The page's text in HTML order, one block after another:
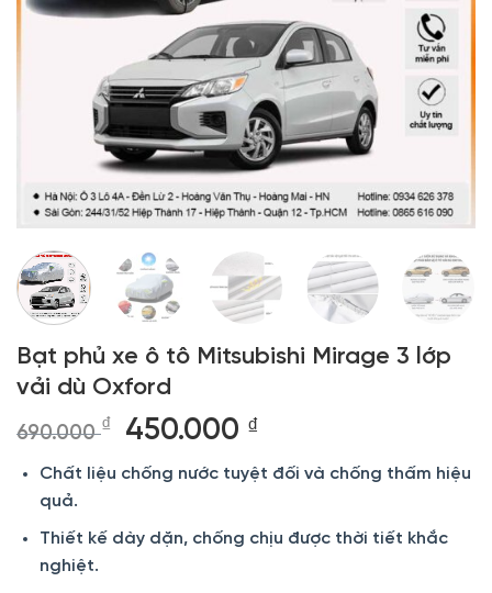
Bạt phủ xe ô tô Mitsubishi Mirage 3 lớp
vải dù Oxford
690.000₫
Giá
là:
450.000 ₫Giá
tại
450.000 ₫.
Chất liệu chống nước tuyệt đối và chống thấm hiệu
quả.
Thiết kế dày dặn, chống chịu được thời tiết khắc
nghiệt.